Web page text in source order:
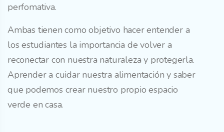
perfomativa.
Ambas tienen como objetivo hacer entender a
los estudiantes la importancia de volver a
reconectar con nuestra naturaleza y protegerla.
Aprender a cuidar nuestra alimentación y saber
que podemos crear nuestro propio espacio
verde en casa.